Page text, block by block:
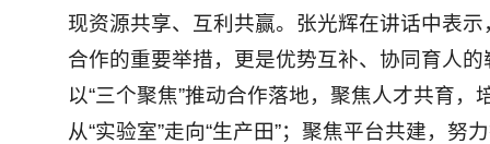
现资源共享、互利共赢。张光辉在讲话中表
合作的重要举措，更是优势互补、协同育人
以“三个聚焦”推动合作落地，聚焦人才共育
从“实验室”走向“生产田”；聚焦平台共建，努